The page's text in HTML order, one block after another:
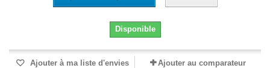
Disponible
Ajouter à ma liste d'envies Ajouter au comparateur